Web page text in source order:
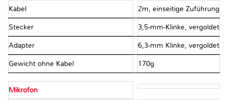
Kabel 2m, einseitige Zuführung
Stecker 3,5-mm-Klinke, vergoldet
Adapter 6,3-mm Klinke, vergoldet
Gewicht ohne Kabel 170g
Mikrofon